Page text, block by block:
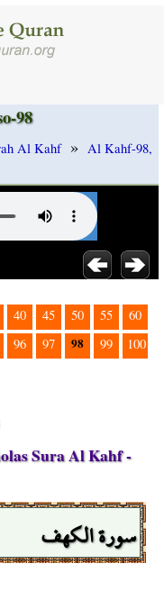
98
Al Kahf » Al Kahf-98,
40 45 50 55
60
96 97 98 99
100
Sura Al Kahf -
سورة الكهف